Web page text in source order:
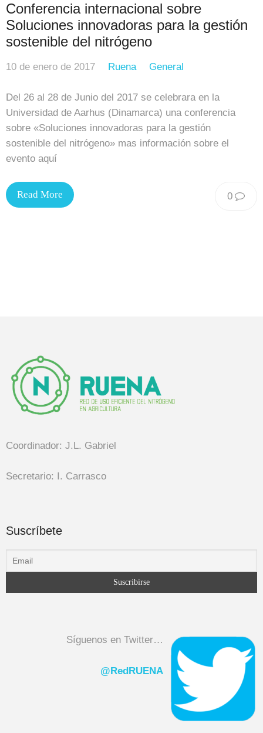
Conferencia internacional sobre
Soluciones innovadoras para la gestión
sostenible del nitrógeno
10 de enero de 2017 Ruena General
Del 26 al 28 de Junio del 2017 se celebrara en la
Universidad de Aarhus (Dinamarca) una conferencia
sobre «Soluciones innovadoras para la gestión
sostenible del nitrógeno» mas información sobre el
evento aquí
0
Read More
Coordinador: J.L. Gabriel
Secretario: I. Carrasco
Suscríbete
Síguenos en Twitter…
@RedRUENA